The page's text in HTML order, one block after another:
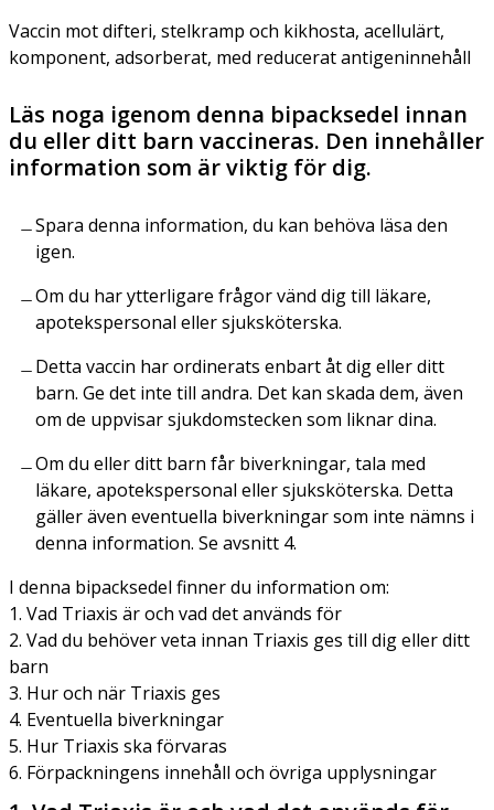
Vaccin mot difteri, stelkramp och kikhosta, acellulärt,
komponent, adsorberat, med reducerat antigeninnehåll
Läs noga igenom denna bipacksedel innan
du eller ditt barn vaccineras. Den innehåller
information som är viktig för dig.
Spara denna information, du kan behöva läsa den
igen.
Om du har ytterligare frågor vänd dig till läkare,
apotekspersonal eller sjuksköterska.
Detta vaccin har ordinerats enbart åt dig eller ditt
barn. Ge det inte till andra. Det kan skada dem, även
om de uppvisar sjukdomstecken som liknar dina.
Om du eller ditt barn får biverkningar, tala med
läkare, apotekspersonal eller sjuksköterska. Detta
gäller även eventuella biverkningar som inte nämns i
denna information. Se avsnitt 4.
I denna bipacksedel finner du information om:
1. Vad Triaxis är och vad det används för
2. Vad du behöver veta innan Triaxis ges till dig eller ditt
barn
3. Hur och när Triaxis ges
4. Eventuella biverkningar
5. Hur Triaxis ska förvaras
6. Förpackningens innehåll och övriga upplysningar